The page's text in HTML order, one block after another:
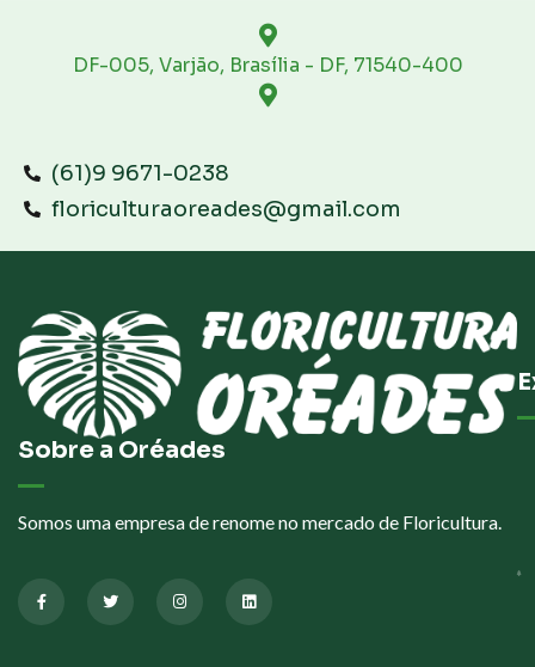
DF-005, Varjão, Brasília - DF, 71540-400
(61)9 9671-0238
floriculturaoreades@gmail.com
Sobre a Oréades
Somos uma empresa de renome no mercado de Floricultura.